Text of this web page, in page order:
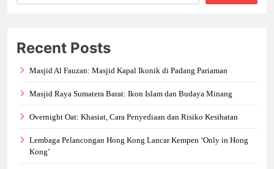
Recent Posts
Masjid Al Fauzan: Masjid Kapal Ikonik di Padang Pariaman
Masjid Raya Sumatera Barat: Ikon Islam dan Budaya Minang
Overnight Oat: Khasiat, Cara Penyediaan dan Risiko Kesihatan
Lembaga Pelancongan Hong Kong Lancar Kempen ‘Only in Hong
Kong’